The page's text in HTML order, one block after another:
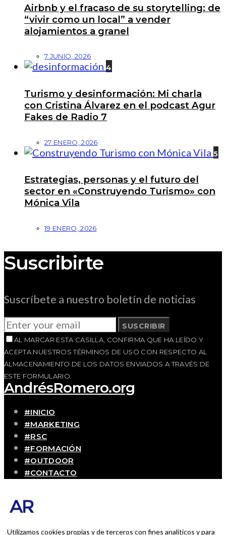
Airbnb y el fracaso de su storytelling: de
“vivir como un local” a vender
alojamientos a granel
7 JUNIO, 2026
4
Turismo y desinformación: Mi charla
con Cristina Álvarez en el podcast Agur
Fakes de Radio 7
27 ENERO, 2026
5
Estrategias, personas y el futuro del
sector en «Construyendo Turismo» con
Mónica Vila
19 ENERO, 2026
Suscribirte
Suscríbete a nuestro boletín de noticias
SUSCRIBIR
AL MARCAR ESTA CASILLA, CONFIRMA QUE HA LEÍDO Y
ACEPTA NUESTROS TÉRMINOS DE USO CON RESPECTO AL
ALMACENAMIENTO DE LOS DATOS ENVIADOS A TRAVÉS DE
ESTE FORMULARIO.
AndrésRomero.org
#INICIO
#MARKETING
#RSC
#FORMACIÓN
#OUTDOOR
#CONTACTO
Blog personal y profesional de Andrés Romero.
persona que disfruta con lo que hace cada día
Utilizamos cookies propias y de terceros con fines analíticos y para